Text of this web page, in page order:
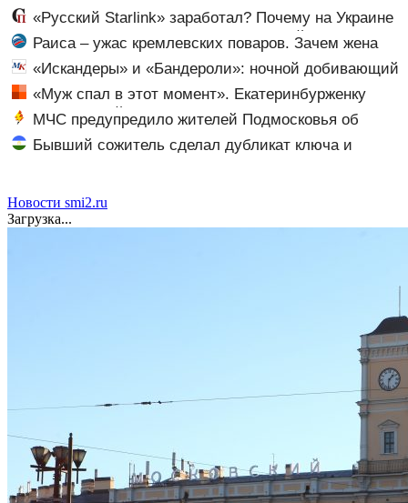
«Русский Starlink» заработал? Почему на Украине
кратно увеличилась точность попаданий по объектам
ВСУ
Раиса – ужас кремлевских поваров. Зачем жена
Горбачева требовала пять видов каши каждое утро?
«Искандеры» и «Бандероли»: ночной добивающий
удар по Одессе и Ильичевску
«Муж спал в этот момент». Екатеринбурженку
нашли мертвой у подъезда ее дома
МЧС предупредило жителей Подмосковья об
угрозе атаки дронов
Бывший сожитель сделал дубликат ключа и
Новости smi2.ru
Загрузка...